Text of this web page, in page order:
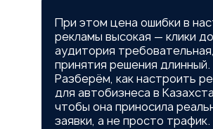
При этом цена ошибки в
рекламы высокая — клики
аудитория
принятия решения длинный.
Разберём, как настроить
для автобизнеса в
чтобы она приносила
заявки, а не просто трафик.